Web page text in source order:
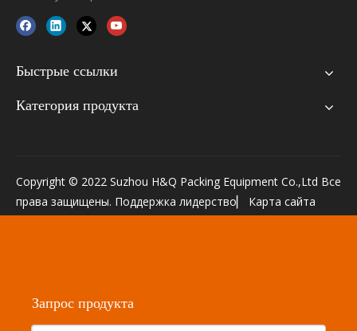
Быстрые ссылки
Категория продукта
Copyright © 2022 Suzhou H&Q Packing Equipment Co.,Ltd Все
права защищены. Поддержка лидерство Карта сайта
Запрос продукта